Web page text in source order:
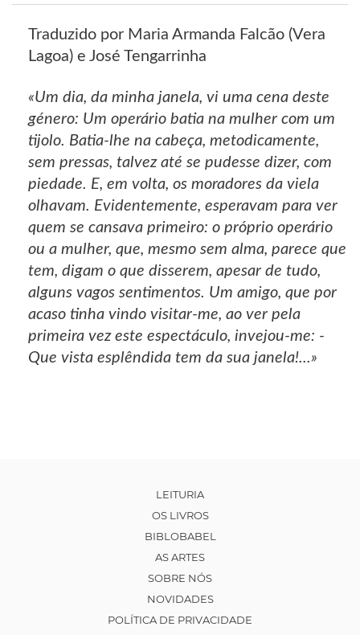
Traduzido por Maria Armanda Falcão (Vera
Lagoa) e José Tengarrinha
«Um dia, da minha janela, vi uma cena deste
género: Um operário batia na mulher com um
tijolo. Batia-lhe na cabeça, metodicamente,
sem pressas, talvez até se pudesse dizer, com
piedade. E, em volta, os moradores da viela
olhavam. Evidentemente, esperavam para ver
quem se cansava primeiro: o próprio operário
ou a mulher, que, mesmo sem alma, parece que
tem, digam o que disserem, apesar de tudo,
alguns vagos sentimentos. Um amigo, que por
acaso tinha vindo visitar-me, ao ver pela
primeira vez este espectáculo, invejou-me: -
Que vista esplêndida tem da sua janela!...»
LEITURIA
OS LIVROS
BIBLOBABEL
AS ARTES
SOBRE NÓS
NOVIDADES
POLÍTICA DE PRIVACIDADE